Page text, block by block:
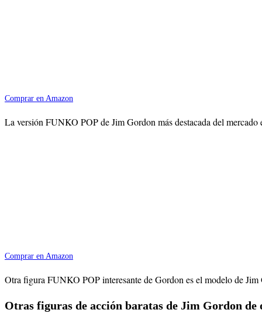
Comprar en Amazon
La versión FUNKO POP de Jim Gordon más destacada del
Comprar en Amazon
Otra figura FUNKO POP interesante de Gordon es el modelo de
Otras figuras de acción baratas de Jim Gordon de